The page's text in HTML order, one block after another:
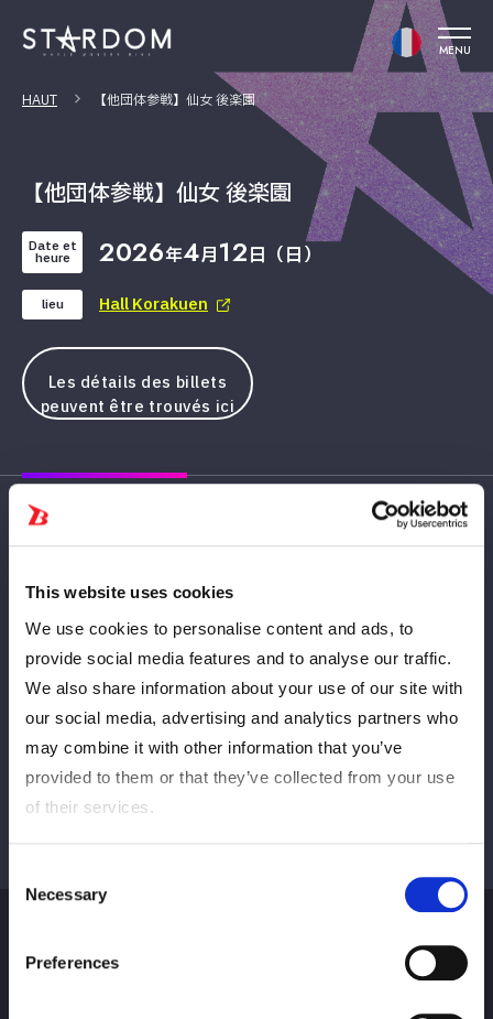
This website uses cookies
We use cookies to personalise content and ads, to
provide social media features and to analyse our traffic.
We also share information about your use of our site with
our social media, advertising and analytics partners who
may combine it with other information that you’ve
provided to them or that they’ve collected from your use
of their services.
Selection
Necessary
Preferences
MENU
HAUT 【他団体参戦】仙女 後楽園
【他団体参戦】仙女 後楽園
Date et
heure 2026年4月12日（日）
lieu Hall Korakuen
Les détails des billets
peuvent être trouvés ici
Crévuré
Afficher tous